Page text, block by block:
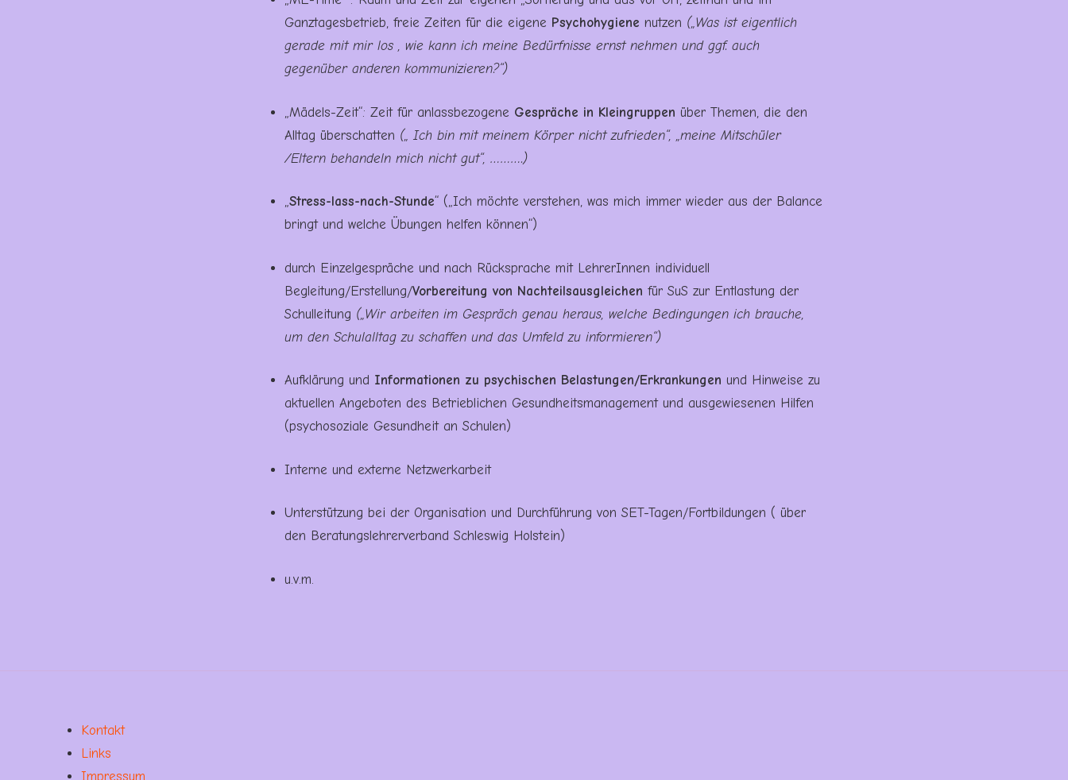
Ganztagesbetrieb, freie Zeiten für die eigene Psychohygiene nutzen („Was ist eigentlich
gerade mit mir los , wie kann ich meine Bedürfnisse ernst nehmen und ggf. auch
gegenüber anderen kommunizieren?“)
„Mädels-Zeit“: Zeit für anlassbezogene Gespräche in Kleingruppen über Themen, die den
Alltag überschatten („ Ich bin mit meinem Körper nicht zufrieden“, „meine Mitschüler
/Eltern behandeln mich nicht gut“, ……….)
„Stress-lass-nach-Stunde“ („Ich möchte verstehen, was mich immer wieder aus der Balance
bringt und welche Übungen helfen können“)
durch Einzelgespräche und nach Rücksprache mit LehrerInnen individuell
Begleitung/Erstellung/Vorbereitung von Nachteilsausgleichen für SuS zur Entlastung der
Schulleitung („Wir arbeiten im Gespräch genau heraus, welche Bedingungen ich brauche,
um den Schulalltag zu schaffen und das Umfeld zu informieren“)
Aufklärung und Informationen zu psychischen Belastungen/Erkrankungen und Hinweise zu
aktuellen Angeboten des Betrieblichen Gesundheitsmanagement und ausgewiesenen Hilfen
(psychosoziale Gesundheit an Schulen)
Interne und externe Netzwerkarbeit
Unterstützung bei der Organisation und Durchführung von SET-Tagen/Fortbildungen ( über
den Beratungslehrerverband Schleswig Holstein)
u.v.m.
Kontakt
Links
Impressum